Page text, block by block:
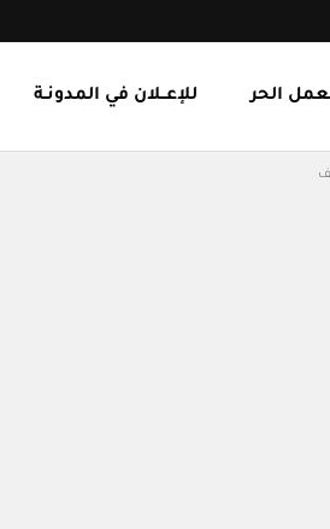
للإعــلان في المدونـة الحر